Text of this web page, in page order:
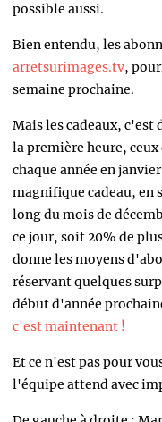
possible aussi.
Bien entendu, les
arretsurimages.tv,
semaine prochaine.
Mais les cadeaux, c'est
la première heure,
chaque année en
magnifique cadeau, en
long du mois de
ce jour, soit 20% de
donne les moyens
réservant quelques
début d'année
c'est maintenant !
Et ce n'est pas pour
l'équipe attend avec